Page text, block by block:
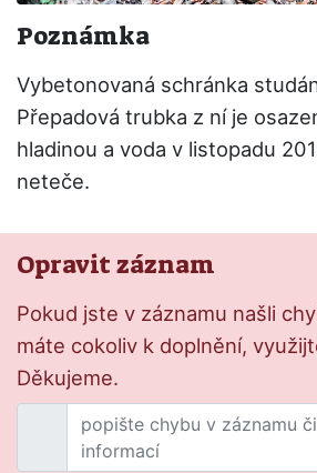
Poznámka
Vybetonovaná schránka
Přepadová trubka z ní je
hladinou a voda v listopadu
neteče.
Opravit záznam
Pokud jste v záznamu našli
máte cokoliv k doplnění,
Děkujeme.